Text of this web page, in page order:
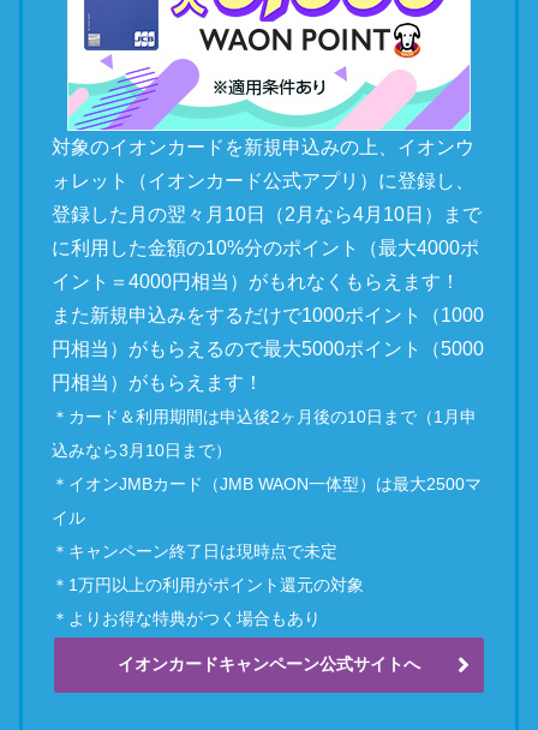
対象のイオンカードを新規申込みの上、イオンウ
ォレット（イオンカード公式アプリ）に登録し、
登録した月の翌々月10日（2月なら4月10日）まで
に利用した金額の10%分のポイント（最大4000ポ
イント＝4000円相当）がもれなくもらえます！
また新規申込みをするだけで1000ポイント（1000
円相当）がもらえるので最大5000ポイント（5000
円相当）がもらえます！
＊カード＆利用期間は申込後2ヶ月後の10日まで（1月申
込みなら3月10日まで）
＊イオンJMBカード（JMB WAON一体型）は最大2500マ
イル
＊キャンペーン終了日は現時点で未定
＊1万円以上の利用がポイント還元の対象
＊よりお得な特典がつく場合もあり
イオンカードキャンペーン公式サイトへ